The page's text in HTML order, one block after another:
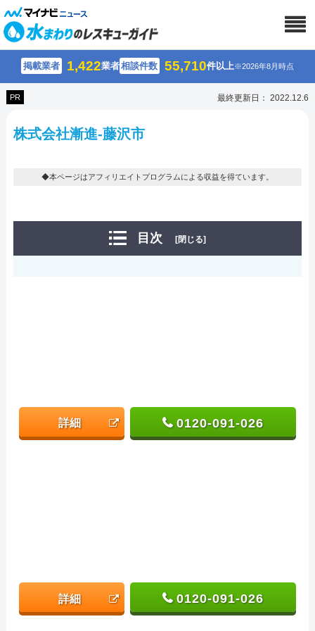
掲載業者 1,422業者相談件数 55,710件以上※2026年8月時点
PR 最終更新日： 2022.12.6
株式会社漸進-藤沢市
◆本ページはアフィリエイトプログラムによる収益を得ています。
目次 [閉じる]
詳細 0120-091-026
詳細 0120-091-026